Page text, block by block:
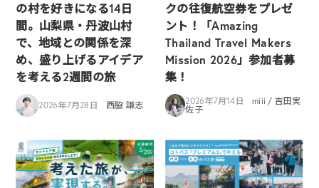
の村を好きになる14日
間。山梨県・丹波山村
で、地域との関係を深
め、盛り上げるアイデア
を考える2週間の旅
2026年7月28日 西脇 謙志
クの往復航空券をプレゼ
ント！「Amazing
Thailand Travel Makers
Mission 2026」参加者募
集！
2026年7月14日
miii / 吉田実
佐子